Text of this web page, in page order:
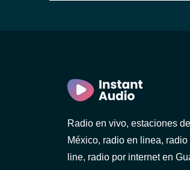
Radio en vivo, estaciones
México, radio en linea,
line, radio por internet en